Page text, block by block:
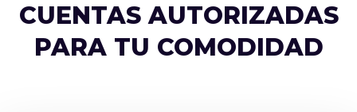
CUENTAS AUTORIZADAS
PARA TU COMODIDAD